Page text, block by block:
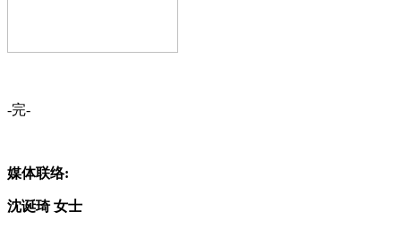
-完-
媒体联络:
沈诞琦 女士